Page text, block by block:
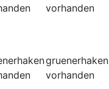
vorhanden
gruenerhaken
vorhanden